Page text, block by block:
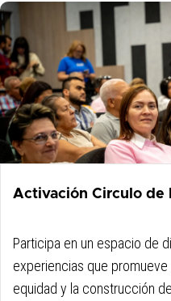
Activación Circulo de
Participa en un espacio de
experiencias que
equidad y la construcción